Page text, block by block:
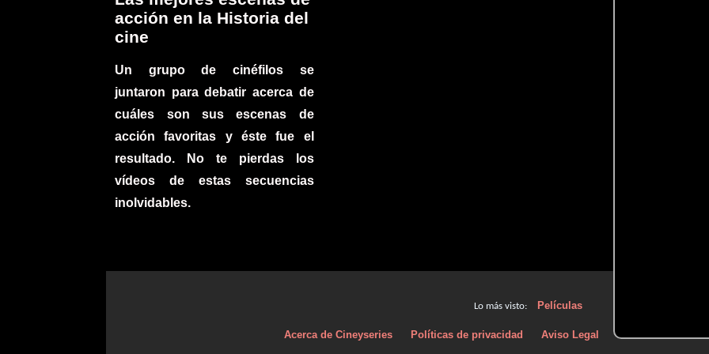
acción en la Historia del
cine
Un grupo de cinéfilos se
juntaron para debatir acerca de
cuáles son sus escenas de
acción favoritas y éste fue el
resultado. No te pierdas los
vídeos de estas secuencias
inolvidables.
Lo más visto: Películas
Acerca de Cineyseries Políticas de privacidad Aviso Legal Políticas de